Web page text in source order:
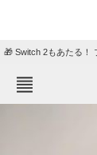
🎁 Switch 2もあたる！